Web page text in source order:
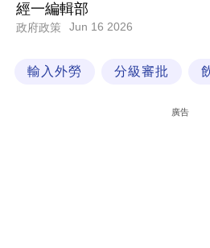
技
經一編輯部
政府政策 Jun 16 2026
輸入外勞 分級審批
廣告